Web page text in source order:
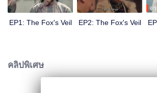
EP1: The Fox's Veil EP2: The Fox's Veil
จ่
คลิปพิเศษ